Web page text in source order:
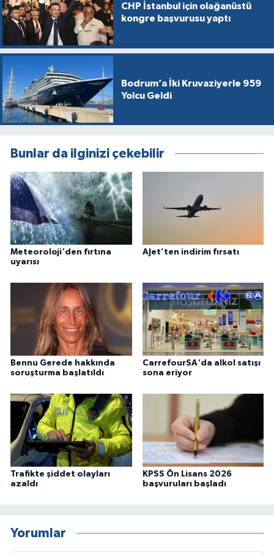
CHP İstanbul için olağanüstü
kongre başvurusu yaptı
Bodrum’a İki Kruvaziyerle 959
Yolcu Geldi
Bunlar da ilginizi çekebilir
Meteoroloji'den fırtına
uyarısı
AJet’ten indirim fırsatı
Bennu Gerede hakkında
soruşturma başlatıldı
CarrefourSA'da alkol satışı
sona eriyor
Trafikte şiddet olayları
azaldı
KPSS Ön Lisans 2026
başvuruları başladı
Yorumlar